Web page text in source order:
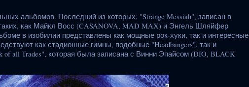
альбомов. Последний из которых, "Strange Messiah", записан в
как Майкл Восс (CASANOVA, MAD MAX) и Энгель Шляйфер
в изобилии представлены как мощные рок-хуки, так и интересные
как стадионные гимны, подобные "Headbangers", так и
of all Trades", которая была записана с Винни Эпайсом (DIO, BLACK